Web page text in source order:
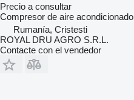
Precio a consultar
Compresor de aire acondicionado
Rumanía, Cristesti
ROYAL DRU AGRO S.R.L.
Contacte con el vendedor